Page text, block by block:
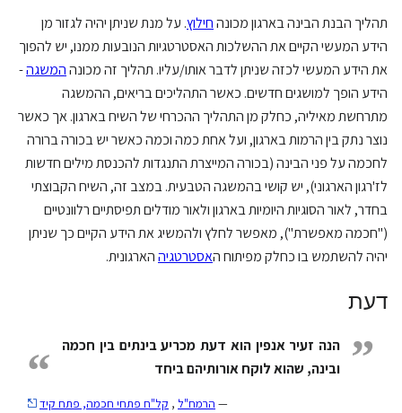
תהליך הבנת הבינה בארגון מכונהחילוץ. על מנת שניתן יהיה לגזור מן
הידע המעשי הקיים את ההשלכות האסטרטגיות הנובעות ממנו, יש להפוך
את הידע המעשי לכזה שניתן לדבר אותו/עליו. תהליך זה מכונההמשגה-
הידע הופך למושגים חדשים. כאשר התהליכים בריאים, ההמשגה
מתרחשת מאיליה, כחלק מן התהליך ההכרחי של השיח בארגון. אך כאשר
נוצר נתק בין הרמות בארגון, ועל אחת כמה וכמה כאשר יש בכורה ברורה
לחכמה על פני הבינה (בכורה המייצרת התנגדות להכנסת מילים חדשות
לז'רגון הארגוני), יש קושי בהמשגה הטבעית. במצב זה, השיח הקבוצתי
בחדר, לאור הסוגיות היומיות בארגון ולאור מודלים תפיסתיים רלוונטיים
("חכמה מאפשרת"), מאפשר לחלץ ולהמשיג את הידע הקיים כך שניתן
יהיה להשתמש בו כחלק מפיתוח האסטרטגיההארגונית.
דעת
”
הנה זעיר אנפין הוא דעת מכריע בינתים בין חכמה
ובינה, שהוא לוקח אורותיהם ביחד
“
— הרמח"ל , קל"ח פתחי חכמה, פתח קיד